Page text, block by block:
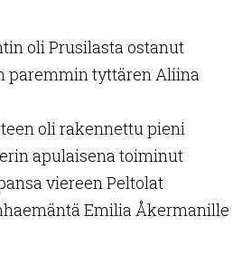
oli Prusilasta ostanut
paremmin tyttären Aliina
oli rakennettu pieni
apulaisena toiminut
viereen Peltolat
Emilia Åkermanille